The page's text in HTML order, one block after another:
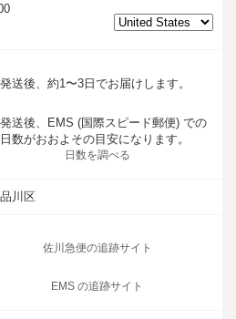
送後、約1〜3日でお届けします。
送後、EMS (国際スピード郵便) での
数がおおよその目安になります。
日数を調べる
川区
佐川急便の追跡サイト
EMS の追跡サイト